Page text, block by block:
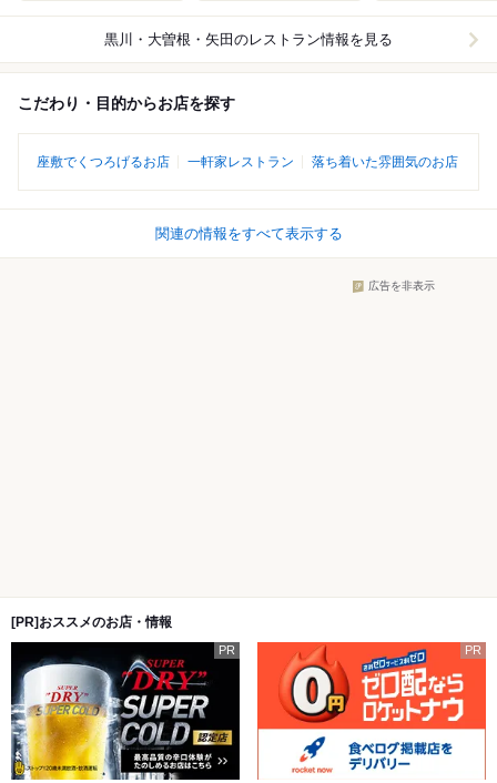
黒川・大曽根・矢田 のレストラン情報を見る
こだわり・目的からお店を探す
座敷でくつろげるお店 一軒家レストラン 落ち着いた雰囲気のお店
関連の情報をすべて表示する
広告を非表示
[PR]おススメのお店・情報
PR PR